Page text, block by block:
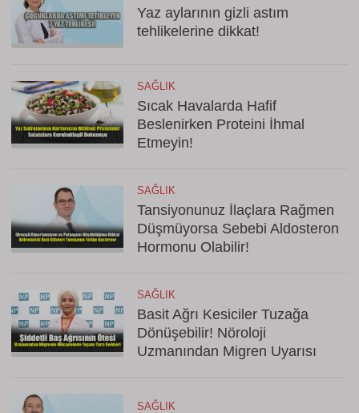
Yaz aylarının gizli astım
tehlikelerine dikkat!
SAĞLIK
Sıcak Havalarda Hafif
Beslenirken Proteini İhmal
Etmeyin!
SAĞLIK
Tansiyonunuz İlaçlara Rağmen
Düşmüyorsa Sebebi Aldosteron
Hormonu Olabilir!
SAĞLIK
Basit Ağrı Kesiciler Tuzağa
Dönüşebilir! Nöroloji
Uzmanından Migren Uyarısı
SAĞLIK